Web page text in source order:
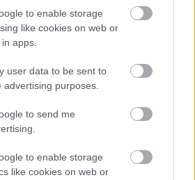
to enable storage
like cookies on web or
apps.
user data to be sent to
purposes.
to send me
to enable storage
like cookies on web or
molestias que en la jornada
con una sobrecarga en el
para Diego López, que no ha
al cien por cien. Y es que, a sus
El parón por selecciones juega a
recuperarse durante más tiempo.
de su evolución y barajar la
la recta final de temporada.